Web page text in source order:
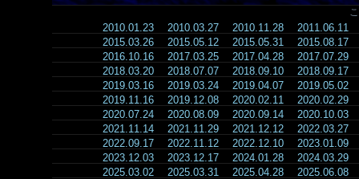
2010.01.23 2010.03.27 2010.11.28
2011.06.11
2015.03.26
2015.05.12 2015.05.31
2015.08.17
2016.10.16
2017.03.25 2017.04.28
2017.07.29
2018.03.20
2018.07.07 2018.09.10
2018.09.17
2019.03.16
2019.03.24 2019.04.07
2019.05.02
2019.11.16
2019.12.08 2020.02.11
2020.02.29
2020.07.24
2020.08.09 2020.09.14
2020.10.03
2021.11.14
2021.11.29 2021.12.12
2022.03.27
2022.09.17
2022.11.12 2022.12.10
2023.01.09
2023.12.03
2023.12.17 2024.01.28
2024.03.29
2025.03.02
2025.03.31 2025.04.28
2025.06.08